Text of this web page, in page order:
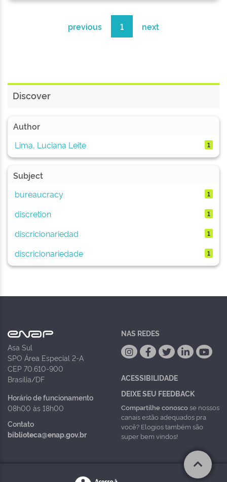
previous 1 next
Discover
Author
Lima, Luciana Leite
1
Subject
bureaucracy
1
discretion 1
discricionariedad 1
discricionariedade 1
Asa Sul
SPO Área Especial 2-A
CEP 70.610-900
Brasília/DF
Horário de funcionamento
08h00 às 18h00
Contato
biblioteca@enap.gov.br
NAS REDES
ACESSIBILIDADE
DEIXE SEU FEEDBACK
Compartilhe conoscose nossos
canais estão adequados pra
você? Elogios também são
super bem vindos!